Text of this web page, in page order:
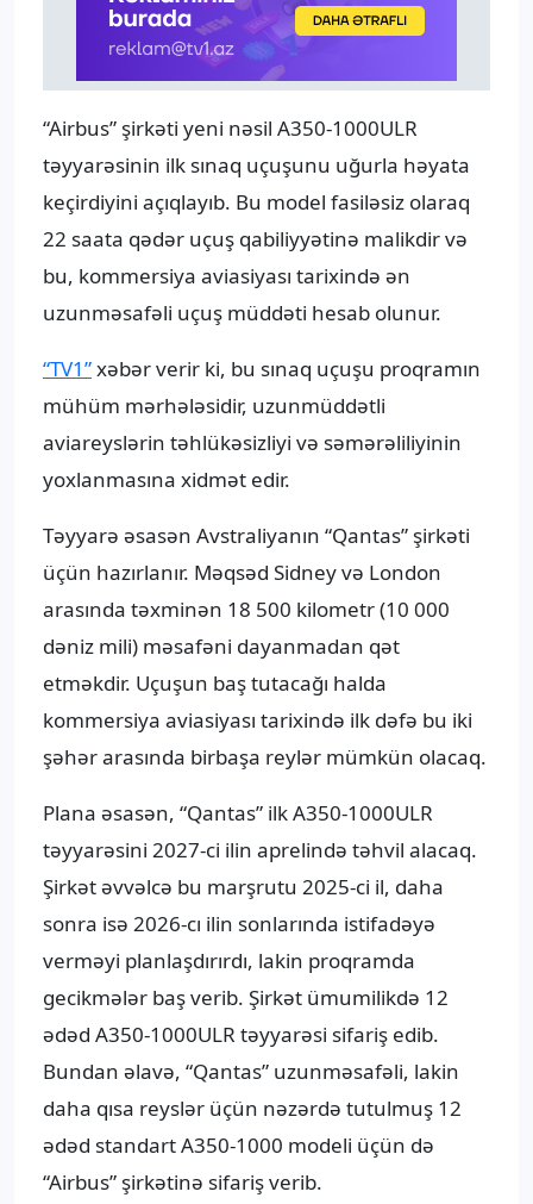
“Airbus” şirkəti yeni nəsil A350-1000ULR
təyyarəsinin ilk sınaq uçuşunu uğurla həyata
keçirdiyini açıqlayıb. Bu model fasiləsiz olaraq
22 saata qədər uçuş qabiliyyətinə malikdir və
bu, kommersiya aviasiyası tarixində ən
uzunməsafəli uçuş müddəti hesab olunur.
“TV1”xəbər verir ki, bu sınaq uçuşu proqramın
mühüm mərhələsidir, uzunmüddətli
aviareyslərin təhlükəsizliyi və səmərəliliyinin
yoxlanmasına xidmət edir.
Təyyarə əsasən Avstraliyanın “Qantas” şirkəti
üçün hazırlanır. Məqsəd Sidney və London
arasında təxminən 18 500 kilometr (10 000
dəniz mili) məsafəni dayanmadan qət
etməkdir. Uçuşun baş tutacağı halda
kommersiya aviasiyası tarixində ilk dəfə bu iki
şəhər arasında birbaşa reylər mümkün olacaq.
Plana əsasən, “Qantas” ilk A350-1000ULR
təyyarəsini 2027-ci ilin aprelində təhvil alacaq.
Şirkət əvvəlcə bu marşrutu 2025-ci il, daha
sonra isə 2026-cı ilin sonlarında istifadəyə
verməyi planlaşdırırdı, lakin proqramda
gecikmələr baş verib. Şirkət ümumilikdə 12
ədəd A350-1000ULR təyyarəsi sifariş edib.
Bundan əlavə, “Qantas” uzunməsafəli, lakin
daha qısa reyslər üçün nəzərdə tutulmuş 12
ədəd standart A350-1000 modeli üçün də
“Airbus” şirkətinə sifariş verib.